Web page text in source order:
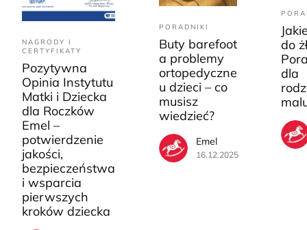
NAGRODY I
CERTYFIKATY
Pozytywna
Opinia Instytutu
Matki i Dziecka
dla Roczków
Emel –
potwierdzenie
jakości,
bezpieczeństwa
i wsparcia
pierwszych
kroków dziecka
PORADNIKI
Buty barefoot
a problemy
ortopedyczne
u dzieci – co
musisz
wiedzieć?
Emel
16.12.2025
do
dla